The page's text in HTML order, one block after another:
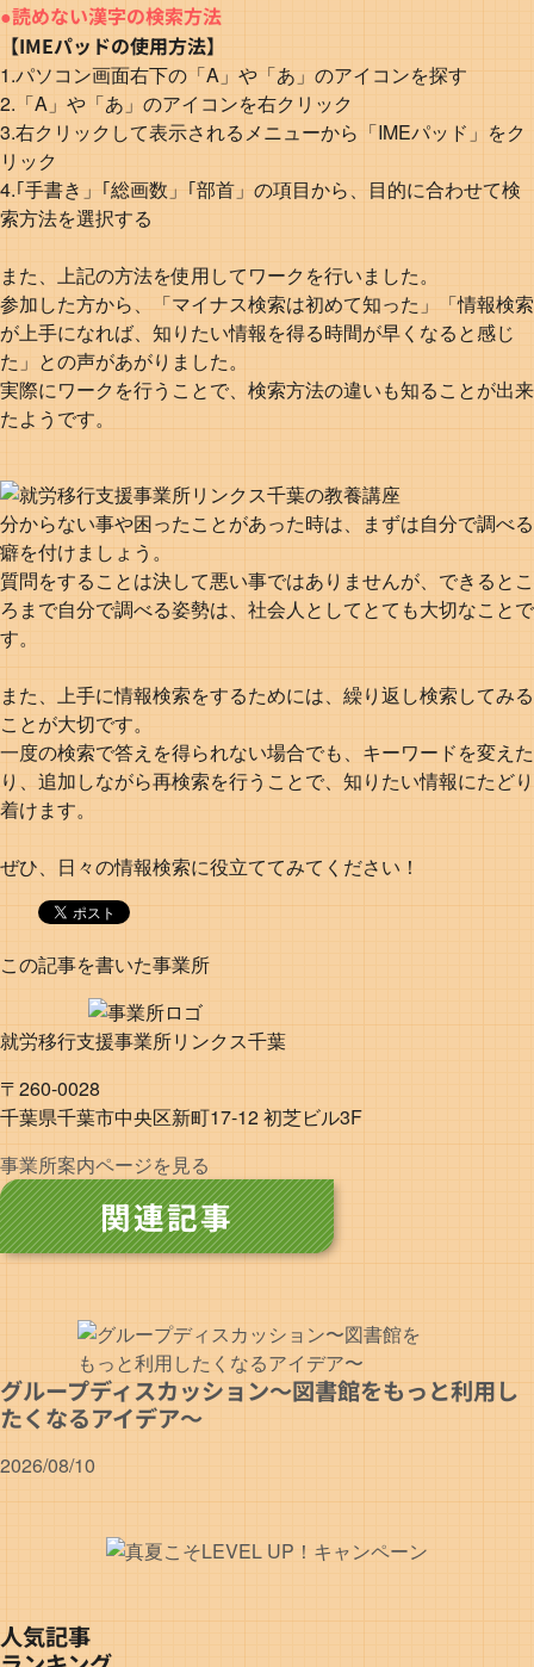
●読めない漢字の検索方法
【IMEパッドの使用方法】
1.パソコン画面右下の「A」や「あ」のアイコンを探す
2.「A」や「あ」のアイコンを右クリック
3.右クリックして表示されるメニューから「IMEパッド」をク
リック
4.｢手書き」｢総画数」｢部首」の項目から、目的に合わせて検
索方法を選択する
また、上記の方法を使用してワークを行いました。
参加した方から、「マイナス検索は初めて知った」「情報検索
が上手になれば、知りたい情報を得る時間が早くなると感じ
た」との声があがりました。
実際にワークを行うことで、検索方法の違いも知ることが出来
たようです。
分からない事や困ったことがあった時は、まずは自分で調べる
癖を付けましょう。
質問をすることは決して悪い事ではありませんが、できるとこ
ろまで自分で調べる姿勢は、社会人としてとても大切なことで
す。
また、上手に情報検索をするためには、繰り返し検索してみる
ことが大切です。
一度の検索で答えを得られない場合でも、キーワードを変えた
り、追加しながら再検索を行うことで、知りたい情報にたどり
着けます。
ぜひ、日々の情報検索に役立ててみてください！
この記事を書いた事業所
就労移行支援事業所リンクス千葉
〒260-0028
千葉県千葉市中央区新町17-12 初芝ビル3F
事業所案内ページを見る
関連記事
グループディスカッション〜図書館をもっと利用し
たくなるアイデア〜
2026/08/10
人気記事